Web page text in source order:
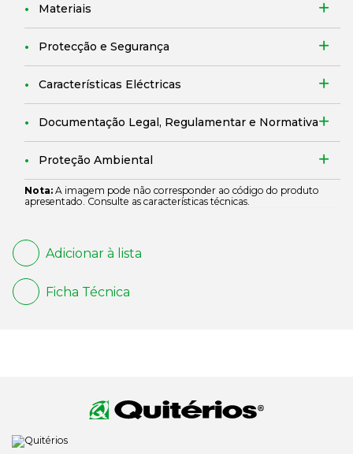
Materiais
Protecção e Segurança
Características Eléctricas
Documentação Legal, Regulamentar e Normativa
Proteção Ambiental
Nota: A imagem pode não corresponder ao código do produto
apresentado. Consulte as características técnicas.
Adicionar à lista
Ficha Técnica